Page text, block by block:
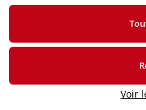
Voir